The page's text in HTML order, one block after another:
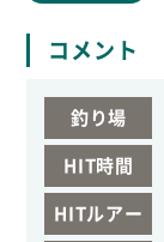
コメント
釣り場
HIT時間
HITルアー